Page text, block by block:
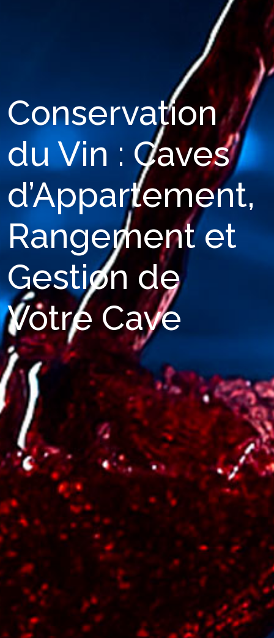
Conservation
du Vin : Caves
d’Appartement,
Rangement et
Gestion de
Votre Cave